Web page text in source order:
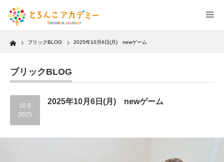
Home ブリックBLOG 2025年10月6日(月) newゲーム
ブリックBLOG
10.6
2025
2025年10月6日(月) newゲーム